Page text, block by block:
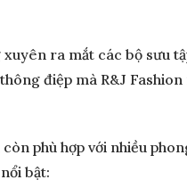
ra mắt các bộ sưu
điệp mà R&J
phù hợp với nhiều
bật: